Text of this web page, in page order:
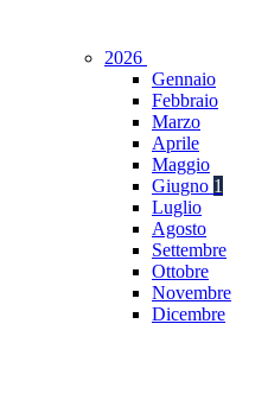
2026
Gennaio
Febbraio
Marzo
Aprile
Maggio
Giugno 1
Luglio
Agosto
Settembre
Ottobre
Novembre
Dicembre